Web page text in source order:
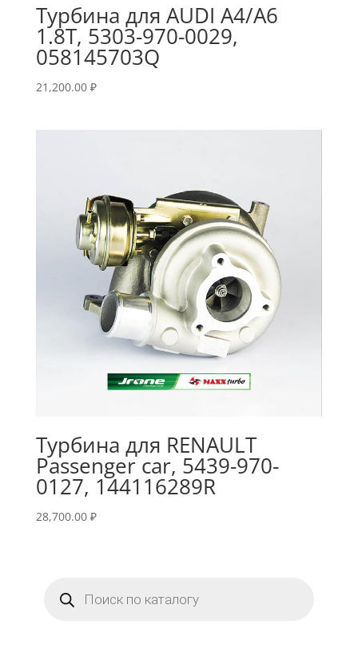
Турбина для AUDI A4/A6
1.8T, 5303-970-0029,
058145703Q
21,200.00 ₽
Турбина для RENAULT
Passenger car, 5439-970-
0127, 144116289R
28,700.00 ₽
товаров